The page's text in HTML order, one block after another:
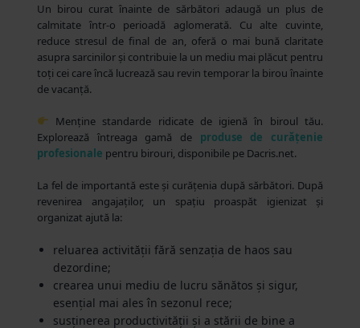
Un birou curat înainte de sărbători adaugă un plus de
calmitate într-o perioadă aglomerată. Cu alte cuvinte,
reduce stresul de final de an, oferă o mai bună claritate
asupra sarcinilor și contribuie la un mediu mai plăcut pentru
toți cei care încă lucrează sau revin temporar la birou înainte
de vacanță.
Menține standarde ridicate de igienă în biroul tău.
Explorează întreaga gamă de produse de curățenie
profesionale pentru birouri, disponibile pe Dacris.net.
La fel de importantă este și curățenia după sărbători. După
revenirea angajaților, un spațiu proaspăt igienizat și
organizat ajută la:
reluarea activității fără senzația de haos sau
dezordine;
crearea unui mediu de lucru sănătos și sigur,
esențial mai ales în sezonul rece;
susținerea productivității și a stării de bine a